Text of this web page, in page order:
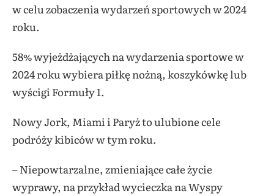
w celu zobaczenia wydarzeń sportowych w 2024
roku.
58% wyjeżdżających na wydarzenia sportowe w
2024 roku wybiera piłkę nożną, koszykówkę lub
wyścigi Formuły 1.
Nowy Jork, Miami i Paryż to ulubione cele
podróży kibiców w tym roku.
– Niepowtarzalne, zmieniające całe życie
wyprawy, na przykład wycieczka na Wyspy